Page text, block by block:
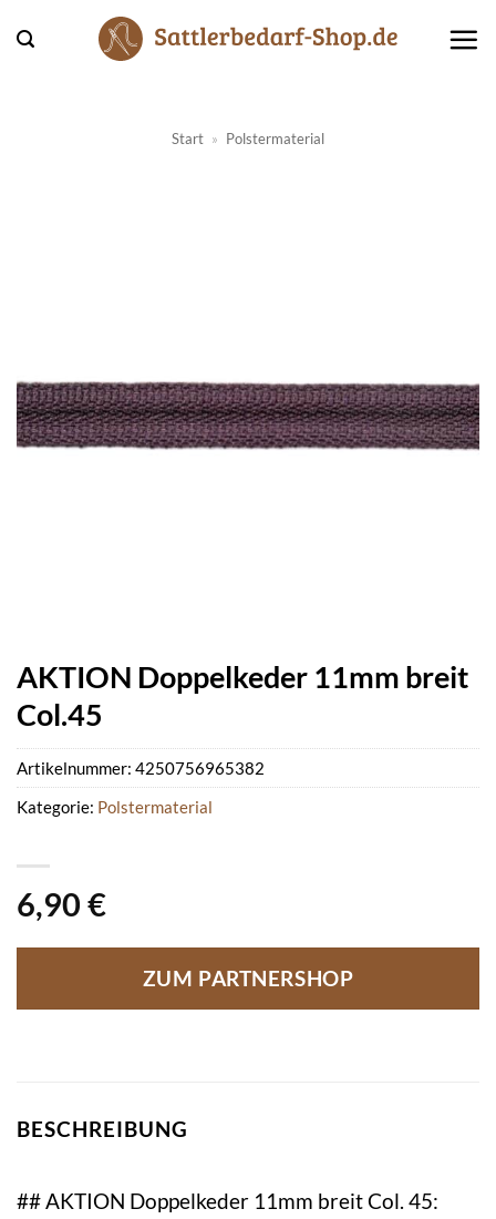
Inhalt
Start » Polstermaterial
AKTION Doppelkeder 11mm breit
Col.45
6,90 €
ZUM PARTNERSHOP
Artikelnummer: 4250756965382
Kategorie: Polstermaterial
BESCHREIBUNG
## AKTION Doppelkeder 11mm breit Col. 45: